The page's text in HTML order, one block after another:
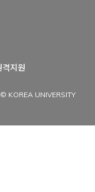
격지원
© KOREA UNIVERSITY